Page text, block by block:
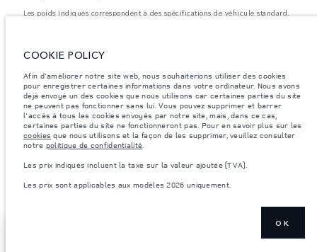
Les poids indiqués correspondent à des spécifications de véhicule standard.
et des carburants.
Remarque importante sur les images et les spécifications.La pénurie
mondiale de semi-conducteurs affecte actuellement les spécifications de
construction des véhicules, la disponibilité des options et les délais de
construction. Cette situation s’avère très fluctuante, et par conséquent, les
images utilisées actuellement sur le site Web peuvent ne pas refléter
entièrement les spécifications actuelles en ce qui concerne les
caractéristiques, les options, les finitions et les combinaisons de couleurs.
Veuillez consulter votre concessionnaire pour avoir confirmation des
restrictions actuelles et faire un choix éclairé
Les prix sont applicables uniquement aux modèles produit en 2026.
COOKIE POLICY
Afin d'améliorer notre site web, nous souhaiterions utiliser des cookies
pour enregistrer certaines informations dans votre ordinateur. Nous avons
déjà envoyé un des cookies que nous utilisons car certaines parties du site
ne peuvent pas fonctionner sans lui. Vous pouvez supprimer et barrer
l'accès à tous les cookies envoyés par notre site, mais, dans ce cas,
certaines parties du site ne fonctionneront pas. Pour en savoir plus sur les
cookies que nous utilisons et la façon de les supprimer, veuillez consulter
notre politique de confidentialité.
Les prix indiqués incluent la taxe sur la valeur ajoutée (TVA).
Les prix sont applicables aux modèles 2026 uniquement.
OK